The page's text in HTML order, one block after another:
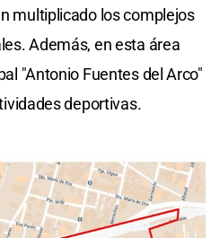
multiplicado los complejos
Además, en esta área
"Antonio Fuentes del Arco"
deportivas.